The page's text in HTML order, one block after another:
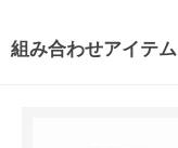
組み合わせアイテム